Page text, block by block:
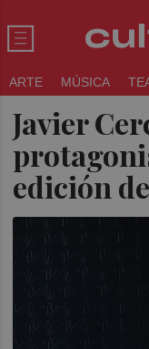
ARTE MÚSICA
Javier
edición